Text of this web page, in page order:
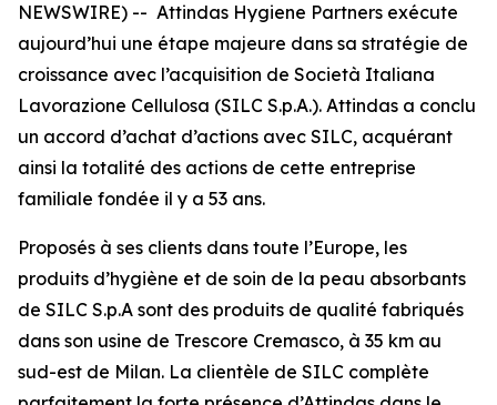
NEWSWIRE) -- Attindas Hygiene Partners exécute
aujourd’hui une étape majeure dans sa stratégie de
croissance avec l’acquisition de Società Italiana
Lavorazione Cellulosa (SILC S.p.A.). Attindas a conclu
un accord d’achat d’actions avec SILC, acquérant
ainsi la totalité des actions de cette entreprise
familiale fondée il y a 53 ans.
Proposés à ses clients dans toute l’Europe, les
produits d’hygiène et de soin de la peau absorbants
de SILC S.p.A sont des produits de qualité fabriqués
dans son usine de Trescore Cremasco, à 35 km au
sud-est de Milan. La clientèle de SILC complète